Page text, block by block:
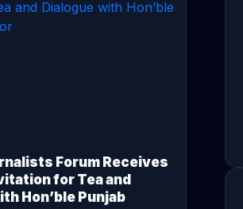
Forum Receives
for Tea and
Hon’ble Punjab